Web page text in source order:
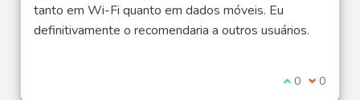
tanto em Wi-Fi quanto em dados móveis. Eu
definitivamente o recomendaria a outros usuários.
Je suis
0 Je ne
0